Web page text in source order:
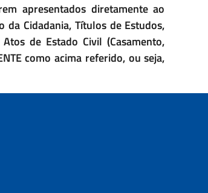
apresentados diretamente ao
da Cidadania, Títulos de Estudos,
de Estado Civil (Casamento,
como acima referido, ou seja,